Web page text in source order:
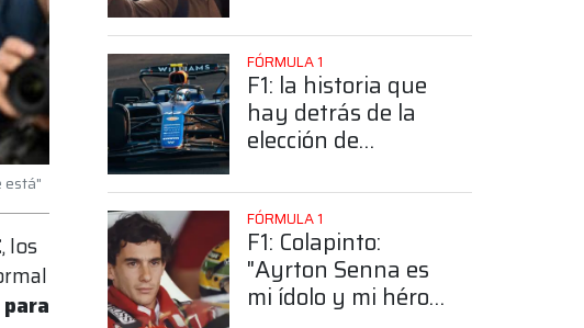
está"
, los
para
posición de
Colapinto
FÓRMULA 1
F1: la historia que
hay detrás de la
elección de
número 43
FÓRMULA 1
F1: Colapinto:
"Ayrton Senna es
mi ídolo y mi héroe